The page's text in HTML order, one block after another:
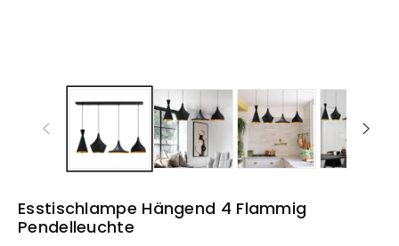
Esstischlampe Hängend 4 Flammig
Pendelleuchte